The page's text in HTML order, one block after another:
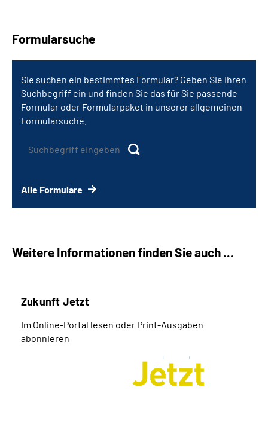
Formularsuche
Sie suchen ein bestimmtes Formular? Geben Sie Ihren
Suchbegriff ein und finden Sie das für Sie passende
Formular oder Formularpaket in unserer allgemeinen
Formularsuche.
Alle Formulare
Weitere Informationen finden Sie auch ...
Zukunft Jetzt
Im Online-Portal lesen oder Print-Ausgaben
abonnieren